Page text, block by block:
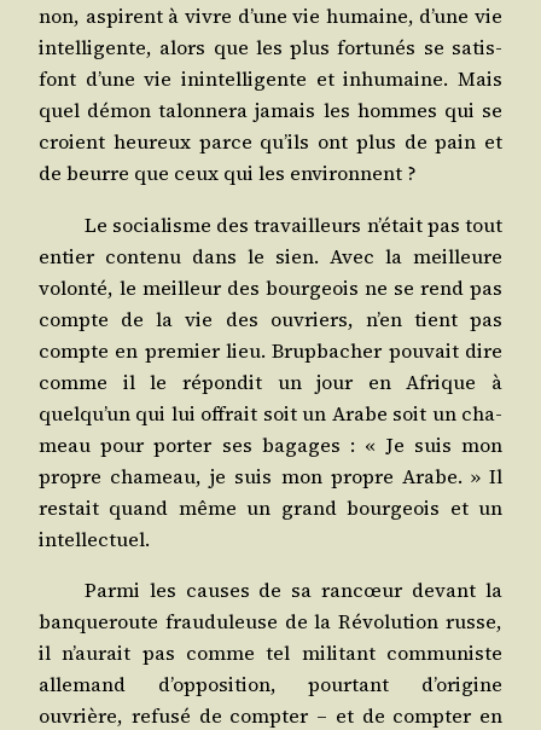
non, aspirent à vivre d’une vie humaine, d’une vie
intel­li­gente, alors que les plus for­tu­nés se satis­
font d’une vie inin­tel­li­gente et inhu­maine. Mais
quel démon talon­ne­ra jamais les hommes qui se
croient heu­reux parce qu’ils ont plus de pain et
de beurre que ceux qui les environnent ?
Le socia­lisme des tra­vailleurs n’était pas tout
entier conte­nu dans le sien. Avec la meilleure
volon­té, le meilleur des bour­geois ne se rend pas
compte de la vie des ouvriers, n’en tient pas
compte en pre­mier lieu. Brup­ba­cher pou­vait dire
comme il le répon­dit un jour en Afrique à
quelqu’un qui lui offrait soit un Arabe soit un cha­
meau pour por­ter ses bagages : « Je suis mon
propre cha­meau, je suis mon propre Arabe. » Il
res­tait quand même un grand bour­geois et un
intellectuel.
Par­mi les causes de sa ran­cœur devant la
ban­que­route frau­du­leuse de la Révo­lu­tion russe,
il n’aurait pas comme tel mili­tant com­mu­niste
alle­mand d’opposition, pour­tant d’origine
ouvrière, refu­sé de comp­ter – et de comp­ter en